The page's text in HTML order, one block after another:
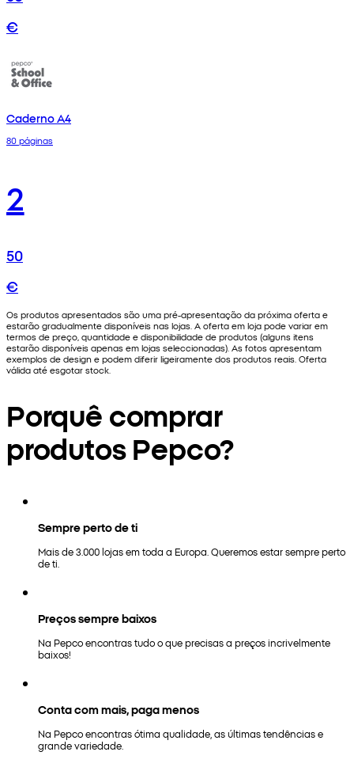
€
Caderno A4
80 páginas
2
50
€
Os produtos apresentados são uma pré-apresentação da próxima oferta e
estarão gradualmente disponíveis nas lojas. A oferta em loja pode variar em
termos de preço, quantidade e disponibilidade de produtos (alguns itens
estarão disponíveis apenas em lojas seleccionadas). As fotos apresentam
exemplos de design e podem diferir ligeiramente dos produtos reais. Oferta
válida até esgotar stock.
Porquê comprar
produtos Pepco?
Sempre perto de ti
Mais de 3.000 lojas em toda a Europa. Queremos estar sempre perto
de ti.
Preços sempre baixos
Na Pepco encontras tudo o que precisas a preços incrivelmente
baixos!
Conta com mais, paga menos
Na Pepco encontras ótima qualidade, as últimas tendências e
grande variedade.